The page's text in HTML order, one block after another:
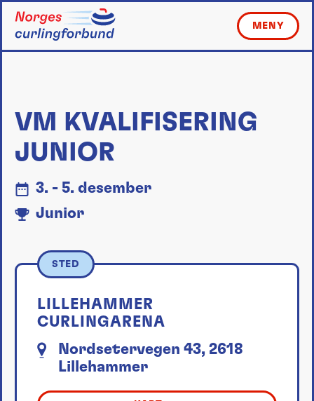
content
MENY
VM KVALIFISERING
JUNIOR
3. - 5. desember
Junior
STED
LILLEHAMMER
CURLINGARENA
Nordsetervegen 43, 2618
Lillehammer